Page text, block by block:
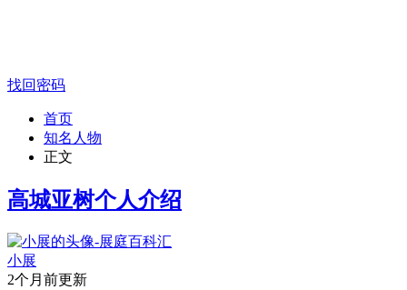
找回密码
首页
知名人物
正文
高城亚树个人介绍
小展
2个月前更新